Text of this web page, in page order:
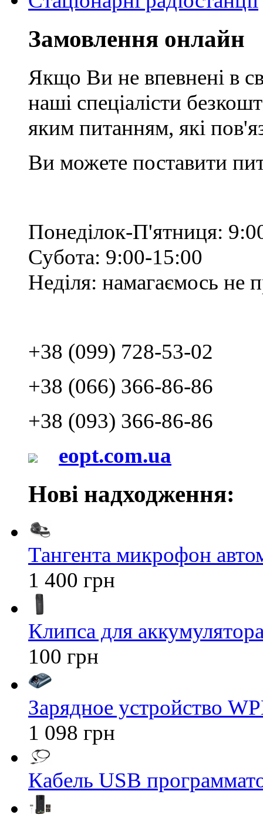
Замовлення онлайн
Якщо Ви не впевнені в
наші спеціалісти
яким питанням, які
Ви можете поставити
Понеділок-П'ятниця:
Субота: 9:00-15:00
Неділя: намагаємось не
+38 (099) 728-53-02
+38 (066) 366-86-86
+38 (093) 366-86-86
eopt.com.ua
Нові надходження:
Тангента микрофон
1 400 грн
Клипса для
100 грн
Зарядное устройство
1 098 грн
Кабель USB